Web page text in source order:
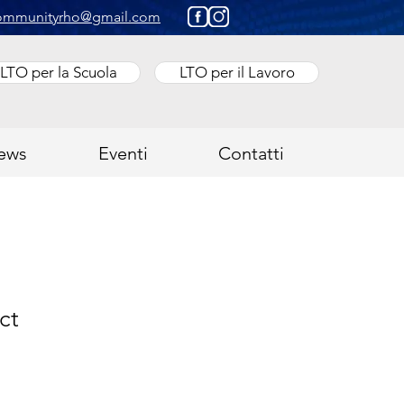
LTO per la Scuola LTO per il Lavoro
Eventi Contatti